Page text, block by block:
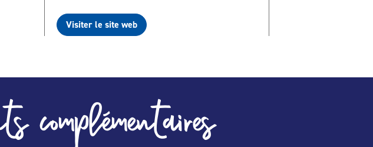
Visiter le site web
complémentaires